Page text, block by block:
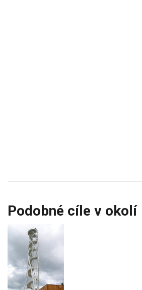
Podobné cíle v okolí